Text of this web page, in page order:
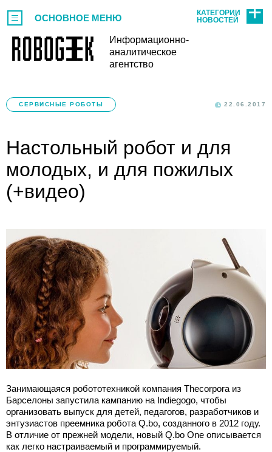
Информационно-
аналитическое
агентство
ОСНОВНОЕ МЕНЮ
КАТЕГОРИИ
НОВОСТЕЙ
СЕРВИСНЫЕ РОБОТЫ 22.06.2017
Настольный робот и для
молодых, и для пожилых
(+видео)
Занимающаяся робототехникой компания Thecorpora из
Барселоны запустила кампанию на Indiegogo, чтобы
организовать выпуск для детей, педагогов, разработчиков и
энтузиастов преемника робота Q.bo, созданного в 2012 году.
В отличие от прежней модели, новый Q.bo One описывается
как легко настраиваемый и программируемый.